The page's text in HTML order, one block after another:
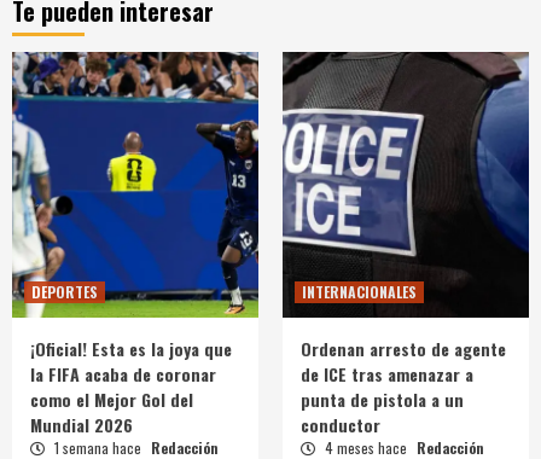
Te pueden interesar
DEPORTES
¡Oficial! Esta es la joya que
la FIFA acaba de coronar
como el Mejor Gol del
Mundial 2026
1 semana hace Redacción
INTERNACIONALES
Ordenan arresto de agente
de ICE tras amenazar a
punta de pistola a un
conductor
4 meses hace Redacción